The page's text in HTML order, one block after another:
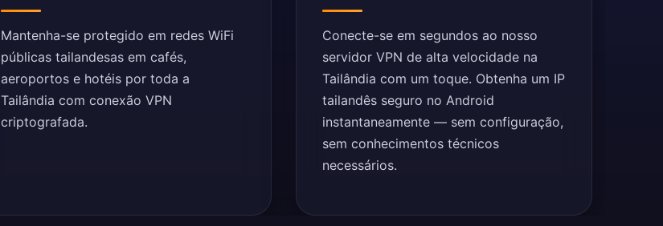
Mantenha-se protegido em redes WiFi
públicas tailandesas em cafés,
aeroportos e hotéis por toda a
Tailândia com conexão VPN
criptografada.
Conecte-se em segundos ao nosso
servidor VPN de alta velocidade na
Tailândia com um toque. Obtenha um IP
tailandês seguro no Android
instantaneamente — sem configuração,
sem conhecimentos técnicos
necessários.